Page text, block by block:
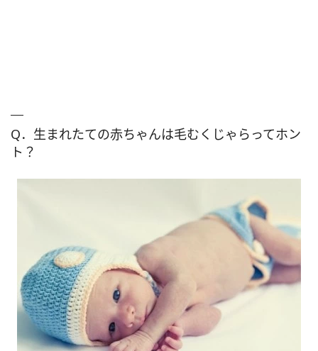
Q．生まれたての赤ちゃんは毛むくじゃらってホン
ト？